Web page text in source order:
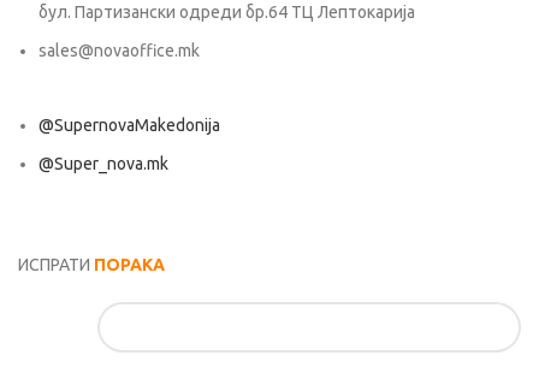
бул. Партизански одреди бр.64 ТЦ Лептокарија
sales@novaoffice.mk
@SupernovaMakedonija
@Super_nova.mk
ИСПРАТИ ПОРАКА